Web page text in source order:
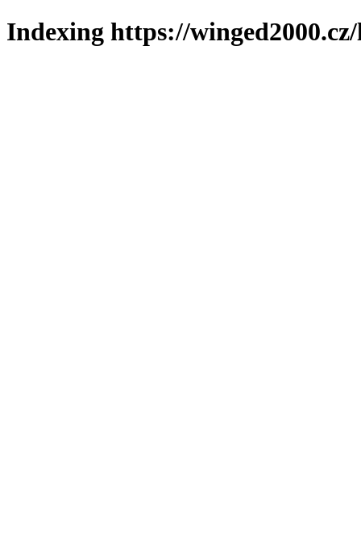
Indexing https://